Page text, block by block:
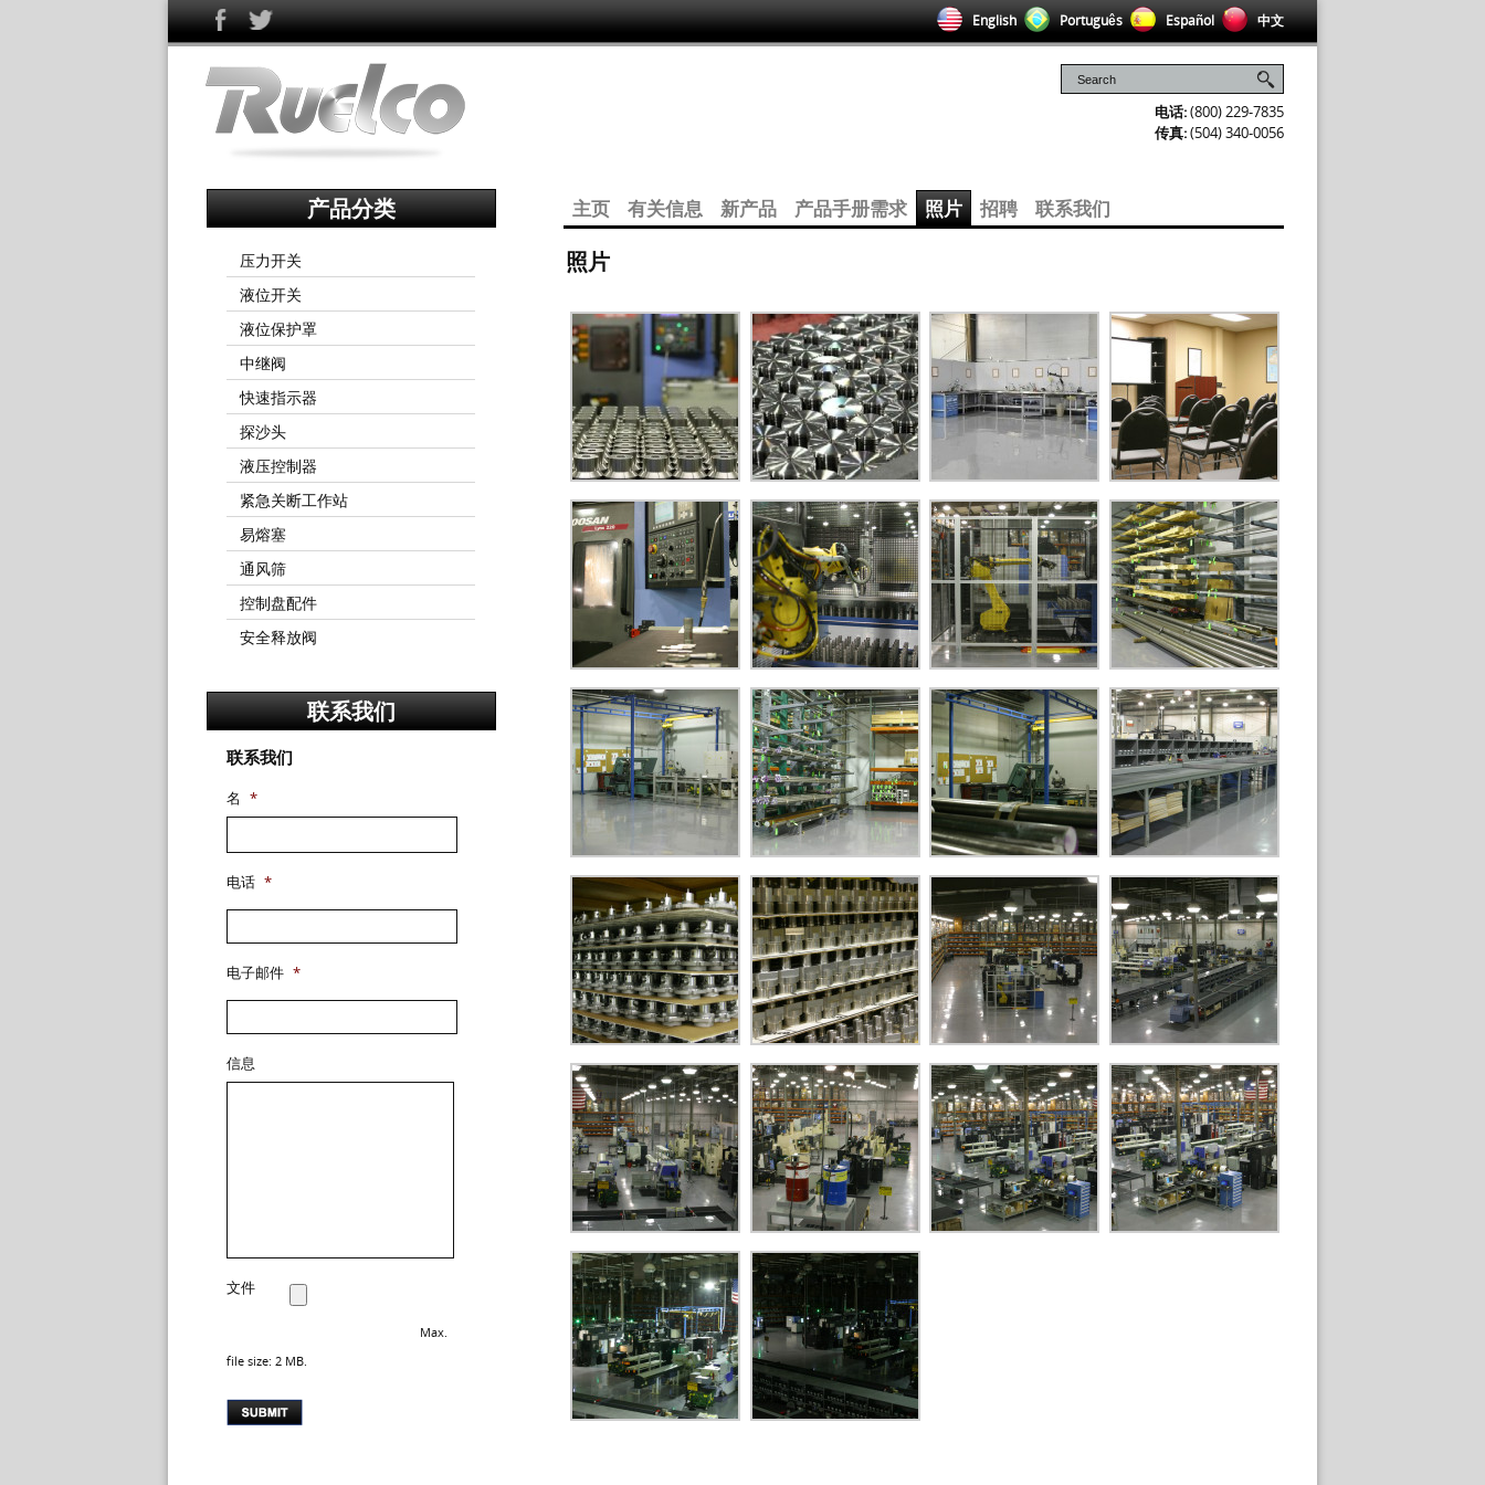
English Português Español 中文
电话:(800) 229-7835
传真:(504) 340-0056
主页 有关信息 新产品 产品手册需求 照片 招聘 联系我们
照片
产品分类
压力开关
液位开关
液位保护罩
中继阀
快速指示器
探沙头
液压控制器
紧急关断工作站
易熔塞
通风筛
控制盘配件
安全释放阀
联系我们
联系我们
名 *
电话 *
电子邮件 *
信息
文件
Max.
file size: 2 MB.